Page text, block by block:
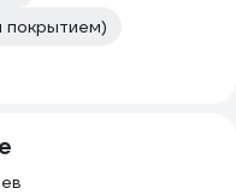
покрытием)